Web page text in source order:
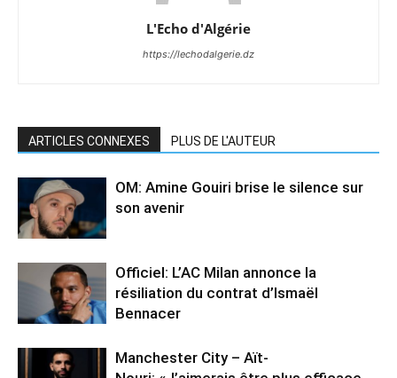
L'Echo d'Algérie
https://lechodalgerie.dz
ARTICLES CONNEXES PLUS DE L'AUTEUR
OM: Amine Gouiri brise le silence sur
son avenir
Officiel: L’AC Milan annonce la
résiliation du contrat d’Ismaël
Bennacer
Manchester City – Aït-